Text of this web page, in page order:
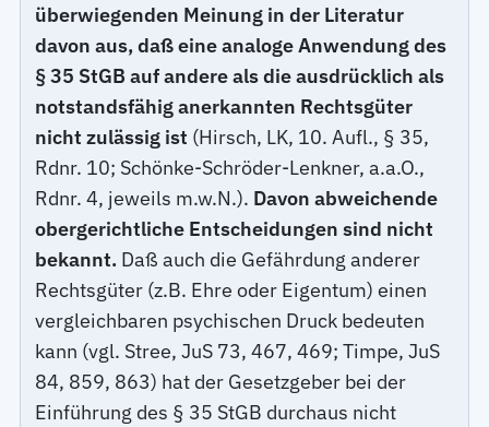
überwiegenden Meinung in der Literatur
davon aus, daß eine analoge Anwendung des
§ 35 StGB auf andere als die ausdrücklich als
notstandsfähig anerkannten Rechtsgüter
nicht zulässig ist (Hirsch, LK, 10. Aufl., § 35,
Rdnr. 10; Schönke-Schröder-Lenkner, a.a.O.,
Rdnr. 4, jeweils m.w.N.). Davon abweichende
obergerichtliche Entscheidungen sind nicht
bekannt. Daß auch die Gefährdung anderer
Rechtsgüter (z.B. Ehre oder Eigentum) einen
vergleichbaren psychischen Druck bedeuten
kann (vgl. Stree, JuS 73, 467, 469; Timpe, JuS
84, 859, 863) hat der Gesetzgeber bei der
Einführung des § 35 StGB durchaus nicht